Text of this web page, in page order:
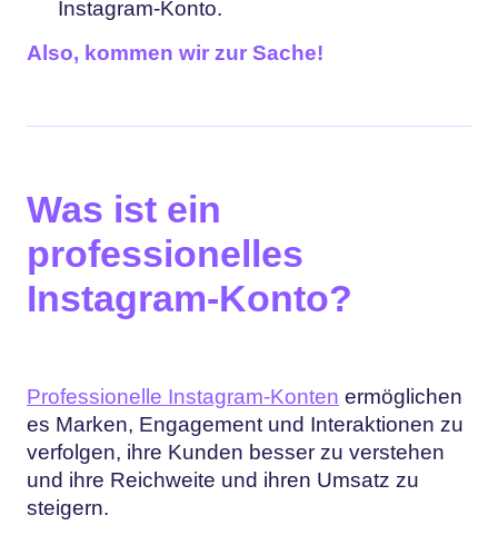
Instagram-Konto.
Also, kommen wir zur Sache!
Was ist ein
professionelles
Instagram-Konto?
Professionelle Instagram-Konten ermöglichen
es Marken, Engagement und Interaktionen zu
verfolgen, ihre Kunden besser zu verstehen
und ihre Reichweite und ihren Umsatz zu
steigern.